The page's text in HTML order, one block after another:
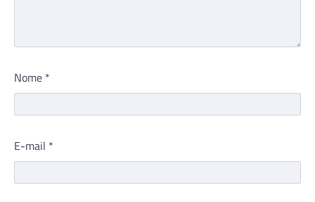
Nome *
E-mail *